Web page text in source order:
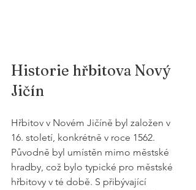
Historie hřbitova Nový
Jičín
Hřbitov v Novém Jičíně byl založen v
16. století, konkrétně v roce 1562.
Původně byl umístěn mimo městské
hradby, což bylo typické pro městské
hřbitovy v té době. S přibývající